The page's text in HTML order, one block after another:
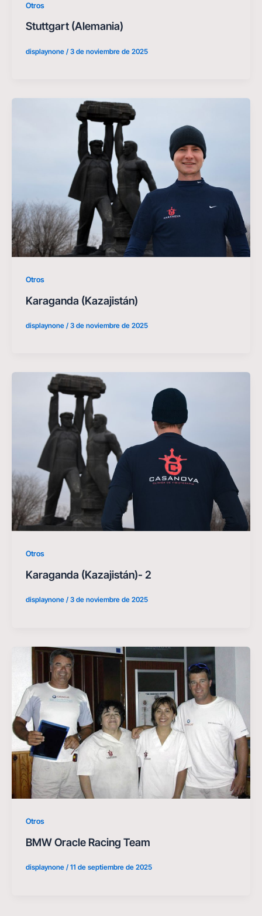
Otros
Stuttgart (Alemania)
displaynone / 3 de noviembre de 2025
Otros
Karaganda (Kazajistán)
displaynone / 3 de noviembre de 2025
Otros
Karaganda (Kazajistán)- 2
displaynone / 3 de noviembre de 2025
Otros
BMW Oracle Racing Team
displaynone / 11 de septiembre de 2025